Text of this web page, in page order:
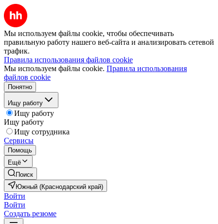
Мы используем файлы cookie, чтобы обеспечивать
правильную работу нашего веб-сайта и анализировать сетевой
трафик.
Правила использования файлов cookie
Мы используем файлы cookie. Правила использования
файлов cookie
Понятно
Ищу работу
Ищу работу
Ищу работу
Ищу сотрудника
Сервисы
Помощь
Ещё
Поиск
Южный (Краснодарский край)
Войти
Войти
Создать резюме